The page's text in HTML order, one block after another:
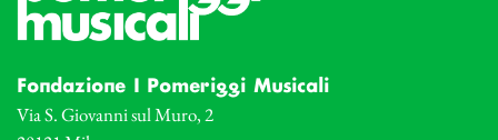
Fondazione I Pomeriggi Musicali
Via S. Giovanni sul Muro, 2